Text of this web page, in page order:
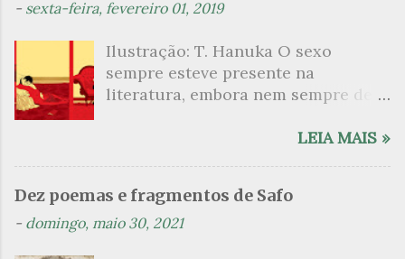
i
o
- sexta-feira, fevereiro 01, 2019
Ilustração: T. Hanuka O sexo
sempre esteve presente na
literatura, embora nem sempre de
que mergulharam em sua própria
psicanalítico e findaram por revelar
a partir dessa intimidade o lado
LEIA MAIS »
Dez poemas e fragmentos de Safo
- domingo, maio 30, 2021